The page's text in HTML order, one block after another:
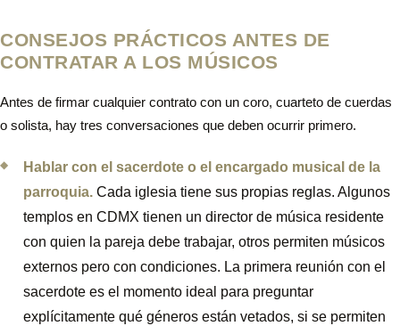
CONSEJOS PRÁCTICOS ANTES DE
CONTRATAR A LOS MÚSICOS
Antes de firmar cualquier contrato con un coro, cuarteto de cuerdas
o solista, hay tres conversaciones que deben ocurrir primero.
Hablar con el sacerdote o el encargado musical de la
parroquia. Cada iglesia tiene sus propias reglas. Algunos
templos en CDMX tienen un director de música residente
con quien la pareja debe trabajar, otros permiten músicos
externos pero con condiciones. La primera reunión con el
sacerdote es el momento ideal para preguntar
explícitamente qué géneros están vetados, si se permiten